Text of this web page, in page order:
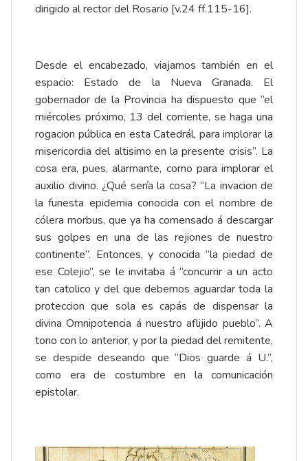
dirigido al rector del Rosario [v.24 ff.115-16].
Desde el encabezado, viajamos también en el
espacio: Estado de la Nueva Granada. El
gobernador de la Provincia ha dispuesto que “el
miércoles próximo, 13 del corriente, se haga una
rogacion pública en esta Catedrál, para implorar la
misericordia del altisimo en la presente crisis”. La
cosa era, pues, alarmante, como para implorar el
auxilio divino. ¿Qué sería la cosa? “La invacion de
la funesta epidemia conocida con el nombre de
cólera morbus, que ya ha comensado á descargar
sus golpes en una de las rejiones de nuestro
continente”. Entonces, y conocida “la piedad de
ese Colejio”, se le invitaba á “concurrir a un acto
tan catolico y del que debemos aguardar toda la
proteccion que sola es capás de dispensar la
divina Omnipotencia á nuestro aflijido pueblo”. A
tono con lo anterior, y por la piedad del remitente,
se despide deseando que “Dios guarde á U.”,
como era de costumbre en la comunicación
epistolar.